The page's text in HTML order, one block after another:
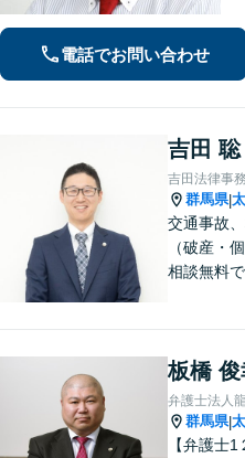
電話でお問い合わせ
吉田 聡
吉田法律事
群馬県|
交通事故
（破産・
相談無料で
板橋 俊
弁護士法人
群馬県|
【弁護士